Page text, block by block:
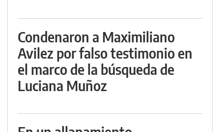
Condenaron a Maximiliano
Avilez por falso testimonio en
el marco de la búsqueda de
Luciana Muñoz